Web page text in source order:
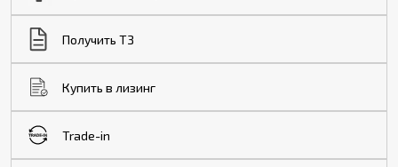
Получить ТЗ
Купить в лизинг
Trade-in